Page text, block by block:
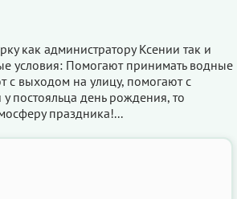
как администратору Ксении так и
условия: Помогают принимать водные
с выходом на улицу, помогают с
у постояльца день рождения, то
праздника!...